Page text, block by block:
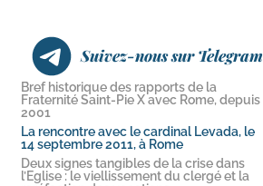
Suivez-nous sur Telegram
Bref historique des rapports de la
Fraternité Saint-​Pie X avec Rome, depuis
2001
La rencontre avec le cardinal Levada, le
14 septembre 2011, à Rome
Deux signes tangibles de la crise dans
l’Eglise : le viellissement du clergé et la